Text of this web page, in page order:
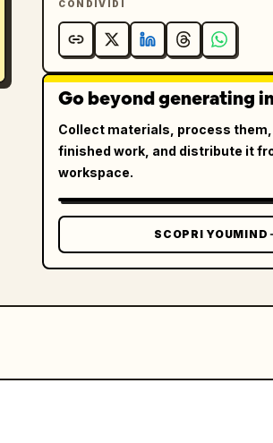
CONDIVIDI
Go beyond generating
Collect materials, process
finished work, and distribute it
workspace.
SCOPRI YOUMIND